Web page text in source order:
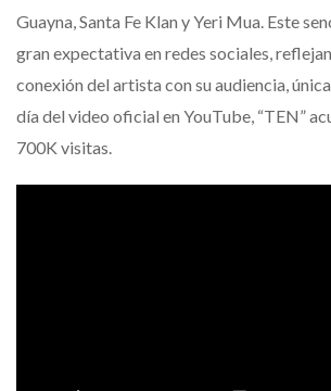
Guayna, Santa Fe Klan y Yeri Mua. Este
gran expectativa en redes sociales,
conexión del artista con su audiencia,
día del video oficial en YouTube, “TEN”
700K visitas.